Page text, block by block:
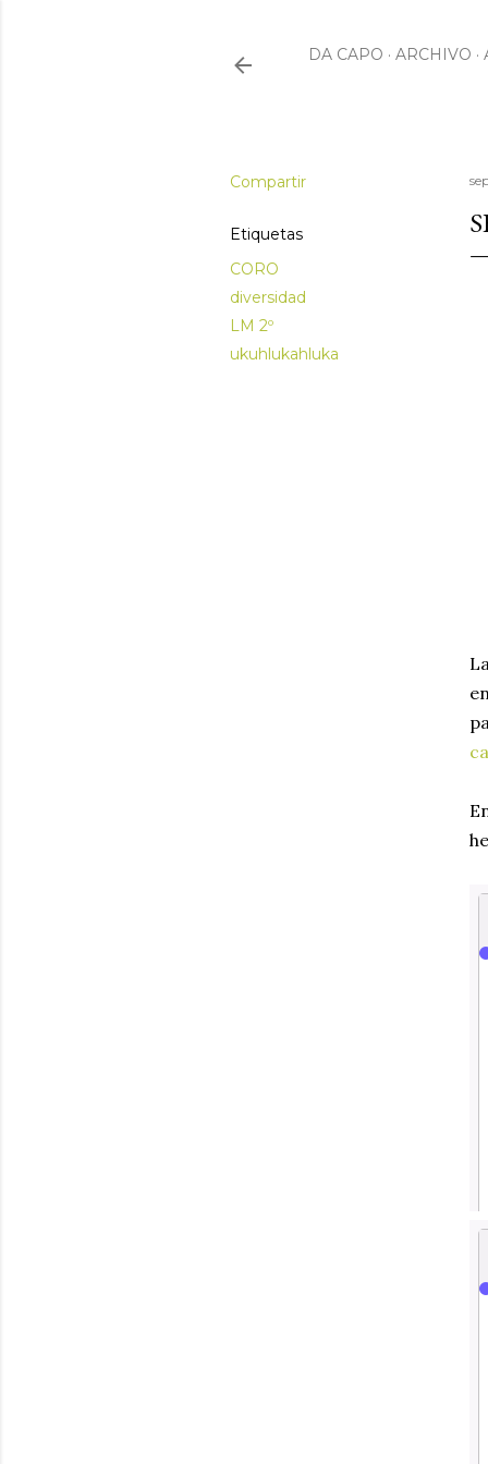
DA CAPO ARCHIVO
Compartir
Etiquetas
CORO
diversidad
LM 2º
ukuhlukahluka